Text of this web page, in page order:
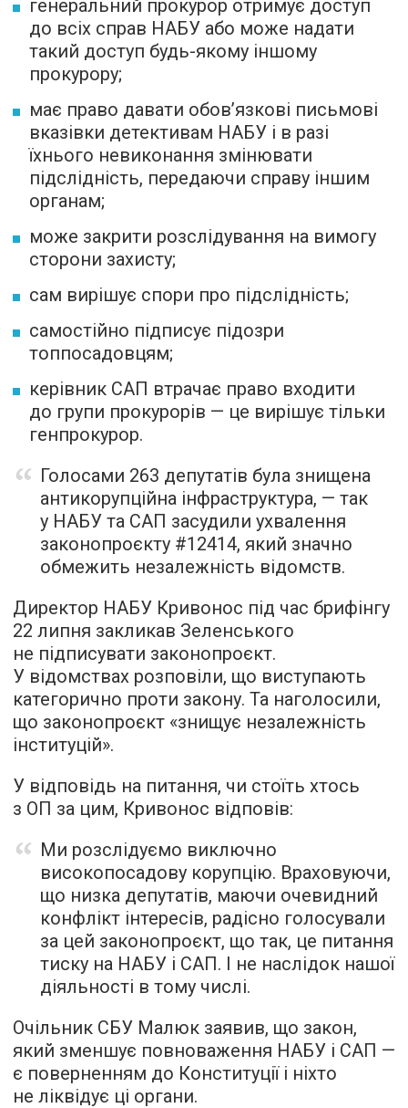
генеральний прокурор отримує доступ
до всіх справ НАБУ або може надати
такий доступ будь-якому іншому
прокурору;
має право давати обов’язкові письмові
вказівки детективам НАБУ і в разі
їхнього невиконання змінювати
підслідність, передаючи справу іншим
органам;
може закрити розслідування на вимогу
сторони захисту;
сам вирішує спори про підслідність;
самостійно підписує підозри
топпосадовцям;
керівник САП втрачає право входити
до групи прокурорів — це вирішує тільки
генпрокурор.
Голосами 263 депутатів була знищена
антикорупційна інфраструктура, — так
у НАБУ та САП засудили ухвалення
законопроєкту #12414, який значно
обмежить незалежність відомств.
Директор НАБУ Кривонос під час брифінгу
22 липня закликав Зеленського
не підписувати законопроєкт.
У відомствах розповіли, що виступають
категорично проти закону. Та наголосили,
що законопроєкт «знищує незалежність
інституцій».
У відповідь на питання, чи стоїть хтось
з ОП за цим, Кривонос відповів:
Ми розслідуємо виключно
високопосадову корупцію. Враховуючи,
що низка депутатів, маючи очевидний
конфлікт інтересів, радісно голосували
за цей законопроєкт, що так, це питання
тиску на НАБУ і САП. І не наслідок нашої
діяльності в тому числі.
Очільник СБУ Малюк заявив, що закон,
який зменшує повноваження НАБУ і САП —
є поверненням до Конституції і ніхто
не ліквідує ці органи.